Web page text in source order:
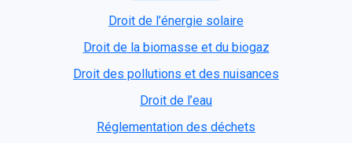
Droit de l’énergie solaire
Droit de la biomasse et du biogaz
Droit des pollutions et des nuisances
Droit de l’eau
Réglementation des déchets